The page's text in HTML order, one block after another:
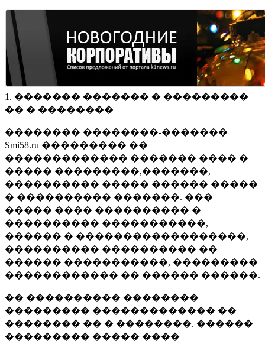
1. ������� ������� � ���������
�� � ��������
�������� ��������-�������
Smi58.ru ��������� ��
������������� ������� ���� �
����� ���������,�������,
���������� ����� ������ �����
� ���������� �������. ���
����� ���� ���������� �
���������� �����������,
������ � ������������������,
���������� ���������� ��
������ �����������, ���������
������������ �� ������ ������.
�� ���������� ��������
��������� ������������� ��
�������� �� � ��������. ������
��������� ����� ����